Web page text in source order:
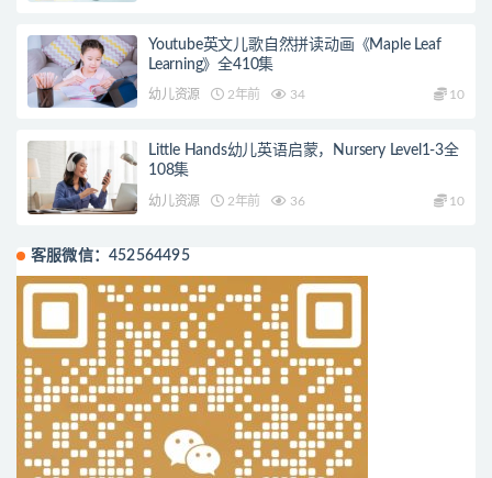
Youtube英文儿歌自然拼读动画《Maple Leaf
Learning》全410集
幼儿资源 2年前 34 10
Little Hands幼儿英语启蒙，Nursery Level1-3全
108集
幼儿资源 2年前 36 10
客服微信：452564495